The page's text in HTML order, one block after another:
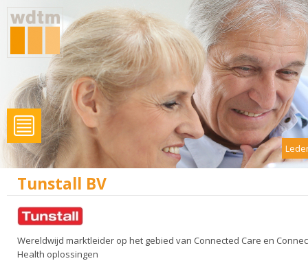
Tunstall BV
Wereldwijd marktleider op het gebied van Connected Care en
Health oplossingen